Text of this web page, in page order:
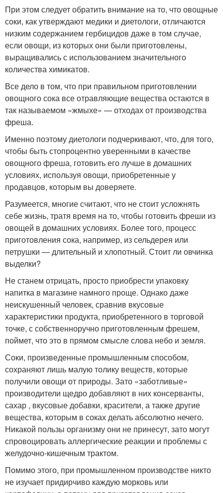
При этом следует обратить внимание на то, что овощные
соки, как утверждают медики и диетологи, отличаются
низким содержанием гербицидов даже в том случае,
если овощи, из которых они были приготовлены,
выращивались с использованием значительного
количества химикатов.
Все дело в том, что при правильном приготовлении
овощного сока все отравляющие вещества остаются в
так называемом «жмыхе» — отходах от производства
фреша.
Именно поэтому диетологи подчеркивают, что, для того,
чтобы быть стопроцентно уверенными в качестве
овощного фреша, готовить его лучше в домашних
условиях, используя овощи, приобретенные у
продавцов, которым вы доверяете.
Разумеется, многие считают, что не стоит усложнять
себе жизнь, тратя время на то, чтобы готовить фреши из
овощей в домашних условиях. Более того, процесс
приготовления сока, например, из сельдерея или
петрушки — длительный и хлопотный. Стоит ли овчинка
выделки?
Не станем отрицать, просто приобрести упаковку
напитка в магазине намного проще. Однако даже
неискушенный человек, сравнив вкусовые
характеристики продукта, приобретенного в торговой
точке, с собственноручно приготовленным фрешем,
поймет, что это в прямом смысле слова небо и земля.
Соки, произведенные промышленным способом,
сохраняют лишь малую толику веществ, которые
получили овощи от природы. Зато «заботливые»
производители щедро добавляют в них консерванты,
сахар , вкусовые добавки, красители, а также другие
вещества, которым в соках делать абсолютно нечего.
Никакой пользы организму они не принесут, зато могут
спровоцировать аллергические реакции и проблемы с
желудочно-кишечным трактом.
Помимо этого, при промышленном производстве никто
не изучает придирчиво каждую морковь или